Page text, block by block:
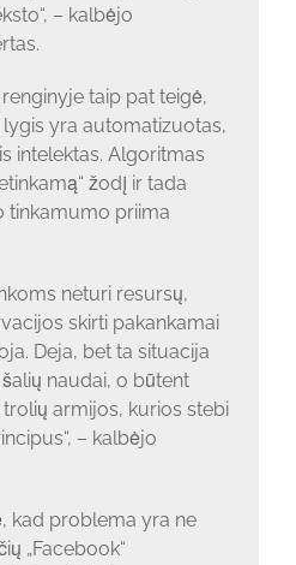
– kalbėjo
taip pat teigė,
lygis yra automatizuotas,
intelektas. Algoritmas
žodį ir tada
tinkamumo priima
neturi resursų,
skirti pakankamai
Deja, bet ta situacija
naudai, o būtent
armijos, kurios stebi
– kalbėjo
kad problema yra ne
„Facebook“